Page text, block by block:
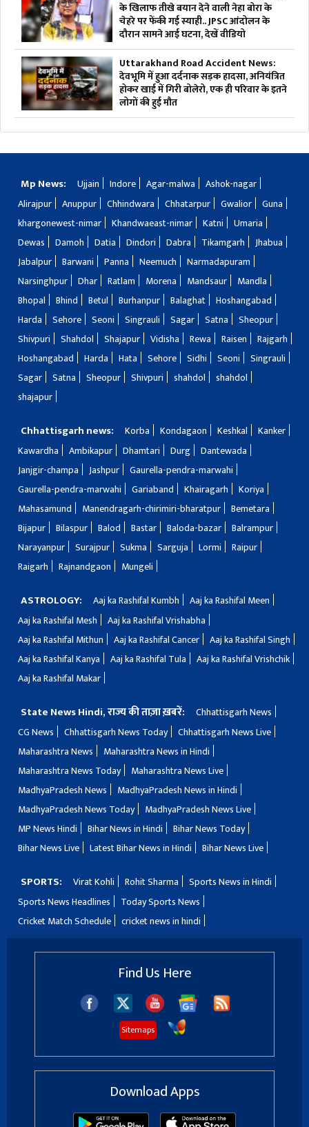
के खिलाफ तीखे बयान देने वाली नेहा बोरा के
चेहरे पर फेंकी गई स्याही.. JPSC आंदोलन के
दौरान सामने आई घटना, देखें वीडियो
Uttarakhand Road Accident News:
देवभूमि में हुआ दर्दनाक सड़क हादसा, अनियंत्रित
होकर खाई में गिरी बोलेरो, एक ही परिवार के इतने
लोगों की हुई मौत
Mp News: Ujjain Indore Agar-malwa
Ashok-nagar
Alirajpur
Anuppur Chhindwara Chhatarpur Gwalior
Guna
khargonewest-nimar
Khandwaeast-nimar Katni
Umaria
Dewas
Damoh Datia Dindori Dabra Tikamgarh
Jhabua
Jabalpur
Barwani Panna Neemuch
Narmadapuram
Narsinghpur
Dhar Ratlam Morena Mandsaur
Mandla
Bhopal
Bhind Betul Burhanpur Balaghat
Hoshangabad
Harda
Sehore Seoni Singrauli Sagar Satna
Sheopur
Shivpuri
Shahdol Shajapur Vidisha Rewa Raisen
Rajgarh
Hoshangabad
Harda Hata Sehore Sidhi Seoni
Singrauli
Sagar
Satna Sheopur Shivpuri shahdol
shahdol
shajapur
Chhattisgarh news: Korba Kondagaon Keshkal
Kanker
Kawardha
Ambikapur Dhamtari Durg
Dantewada
Janjgir-champa
Jashpur
Gaurella-pendra-marwahi
Gaurella-pendra-marwahi
Gariaband Khairagarh
Koriya
Mahasamund
Manendragarh-chirimiri-bharatpur
Bemetara
Bijapur
Bilaspur Balod Bastar Baloda-bazar
Balrampur
Narayanpur
Surajpur Sukma Sarguja Lormi
Raipur
Raigarh
Rajnandgaon Mungeli
ASTROLOGY: Aaj ka Rashifal Kumbh
Aaj ka Rashifal Meen
Aaj ka Rashifal Mesh
Aaj ka Rashifal Vrishabha
Aaj ka Rashifal Mithun
Aaj ka Rashifal Cancer
Aaj ka Rashifal Singh
Aaj ka Rashifal Kanya
Aaj ka Rashifal Tula
Aaj ka Rashifal Vrishchik
Aaj ka Rashifal Makar
State News Hindi, राज्य की ताज़ा ख़बरें:
Chhattisgarh News
CG News
Chhattisgarh News Today
Chhattisgarh News Live
Maharashtra News
Maharashtra News in Hindi
Maharashtra News Today
Maharashtra News Live
MadhyaPradesh News
MadhyaPradesh News in Hindi
MadhyaPradesh News Today
MadhyaPradesh News Live
MP News Hindi
Bihar News in Hindi
Bihar News Today
Bihar News Live
Latest Bihar News in Hindi Bihar News Live
SPORTS: Virat Kohli Rohit Sharma
Sports News in Hindi
Sports News Headlines
Today Sports News
Cricket Match Schedule
cricket news in hindi
Find Us Here
Sitemaps
Download Apps